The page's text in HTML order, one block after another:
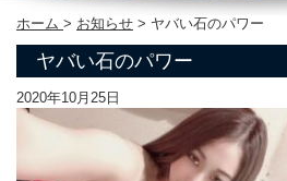
ホーム > お知らせ > ヤバい石のパワー
ヤバい石のパワー
2020年10月25日